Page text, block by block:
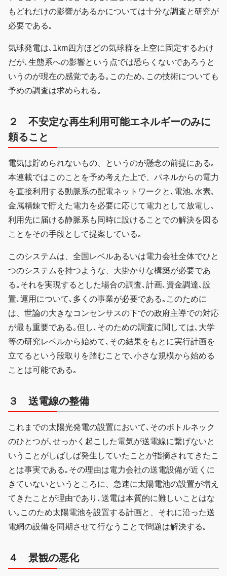
もどれだけの影響があるかについては十分な調査と研究が
必要である｡
気球発電は､1km四方ほどの気球群を上空に固定するわけ
だが､生態系への影響という点では恐らくないであろうと
いうのが現在の感覚である｡このため､この技術についても
予めの調査は求められる｡
２ 不安定な再生利用可能エネルギーのみに
頼ること
電気は貯められないもの、というのが懸念の前提にある｡
本連載ではこのことを予め考えた上で、パネルからの電力
を直接利用する動脈系の配電ネットワークと､電池､水素､
金属精錬で貯えた電力を必要に応じて電力として放電し､
利用先に届ける静脈系も同時に設けることでの解決を図る
ことをその手段として提案している｡
このシステムは、全国レベルあるいは電力会社全体でひと
つのシステムを持つような、大掛かりな構築が必要であ
る｡それを実現するとした場合の調査､計画､資金調達､設
置､運用について､多くの事業が必要である｡このために
は、世論の大きなコンセンサスの下での政府主導での対応
が最も重要である｡但し､そのための調査に関しては､大学
等の研究レベルから始めて､その結果をもとに実行計画を
立てるという段取りを踏むことで､小さな規模から始める
ことは可能である｡
３ 送電線の整備
これまでの太陽光発電の設置において､そのボトルネック
のひとつが､せっかく起こした電気が送電線に繋げないと
いうことがしばしば発生していたことが指摘されてきたこ
とは事実である｡その理由は電力会社の送電設備が近くに
きていないというところに、急速に太陽電池の設置が増え
てきたことが理由であり､送電は本質的に難しいことはな
い｡このため太陽電池を設置する計画と、それに沿った送
電網の設備を同期させて行なうことで問題は解決する｡
４ 景観の悪化